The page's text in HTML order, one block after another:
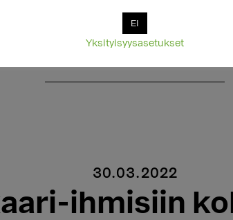
saavat kesään mennessä kirjeitä
30.03.2022
ihmisiin
EI
Yksityisyysasetukset